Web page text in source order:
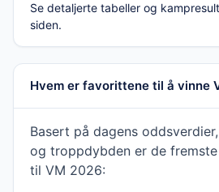
Se detaljerte tabeller og
siden.
Hvem er favorittene til å vinne
Basert på dagens
og troppdybden er de
til VM 2026: